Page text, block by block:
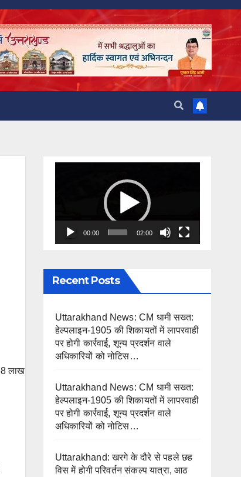
00:00 02:00
Recent Posts
Uttarakhand News: CM धामी सख्त:
हेल्पलाइन-1905 की शिकायतों में लापरवाही
पर होगी कार्रवाई, शून्य प्रदर्शन वाले
अधिकारियों को नोटिस…
Uttarakhand News: CM धामी सख्त:
हेल्पलाइन-1905 की शिकायतों में लापरवाही
पर होगी कार्रवाई, शून्य प्रदर्शन वाले
अधिकारियों को नोटिस…
Uttarakhand: खरगे के दौरे से पहले छह
विस में होगी परिवर्तन संकल्प यात्रा, आठ